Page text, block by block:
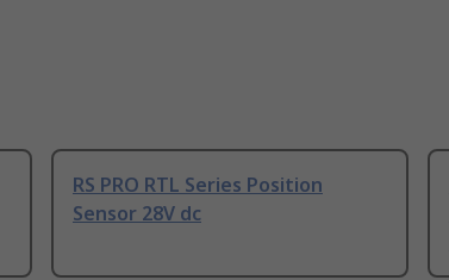
RS PRO RTL Series Position
Sensor 28V dc